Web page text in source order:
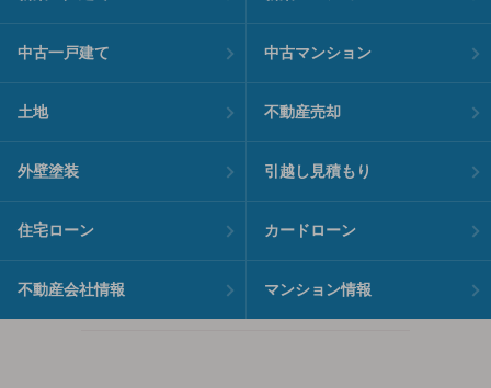
中古一戸建て 中古マンション
土地 不動産売却
外壁塗装 引越し見積もり
住宅ローン カードローン
不動産会社情報 マンション情報